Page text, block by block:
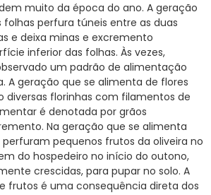
muito da época do ano. A geração
perfura túneis entre as duas
e deixa minas e excremento
inferior das folhas. Às vezes,
um padrão de alimentação
A geração que se alimenta de flores
diversas florinhas com filamentos de
é denotada por grãos
Na geração que se alimenta
perfuram pequenos frutos da oliveira no
do hospedeiro no início do outono,
crescidas, para pupar no solo. A
frutos é uma consequência direta dos